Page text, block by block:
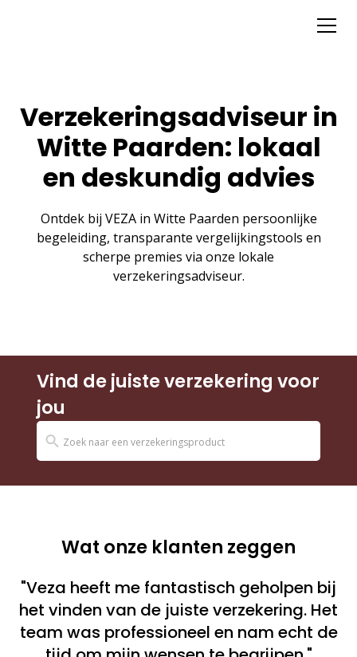
Verzekeringsadviseur in
Witte Paarden: lokaal
en deskundig advies
Ontdek bij VEZA in Witte Paarden persoonlijke
begeleiding, transparante vergelijkingstools en
scherpe premies via onze lokale
verzekeringsadviseur.
Vind de juiste verzekering voor
jou
Wat onze klanten zeggen
"Veza heeft me fantastisch geholpen bij
het vinden van de juiste verzekering. Het
team was professioneel en nam echt de